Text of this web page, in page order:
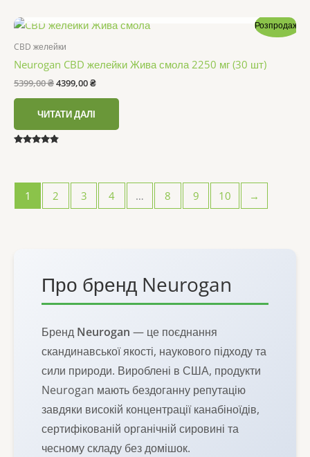
Розпродаж!
CBD желейки
Neurogan CBD желейки Жива смола 2250 мг (30 шт)
5399,00₴Оригінальна
4399,00₴Поточна
ЧИТАТИ ДАЛІ
1 2 3 4 … 8 9 10 →
Про бренд Neurogan
Бренд Neurogan — це поєднання
скандинавської якості, наукового підходу та
сили природи. Вироблені в США, продукти
Neurogan мають бездоганну репутацію
завдяки високій концентрації канабіноїдів,
сертифікованій органічній сировині та
чесному складу без домішок.